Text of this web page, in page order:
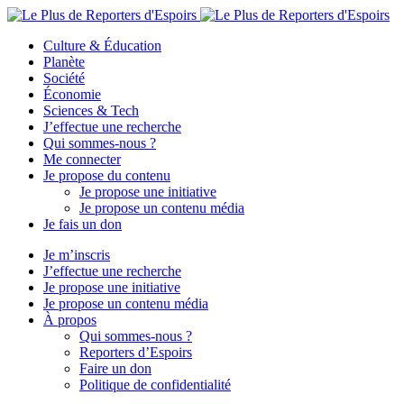
Culture & Éducation
Planète
Société
Économie
Sciences & Tech
J’effectue une recherche
Qui sommes-nous ?
Me connecter
Je propose du contenu
Je propose une initiative
Je propose un contenu média
Je fais un don
Je m’inscris
J’effectue une recherche
Je propose une initiative
Je propose un contenu média
À propos
Qui sommes-nous ?
Reporters d’Espoirs
Faire un don
Politique de confidentialité